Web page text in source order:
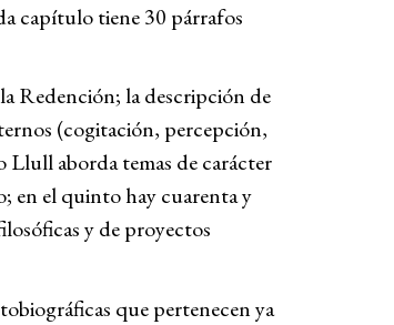
capítulo tiene 30 párrafos
Redención; la descripción de
(cogitación, percepción,
aborda temas de carácter
en el quinto hay cuarenta y
y de proyectos
que pertenecen ya